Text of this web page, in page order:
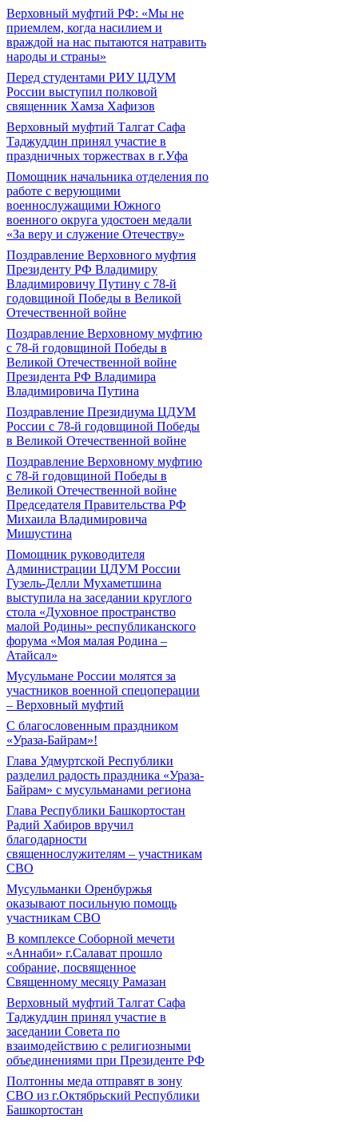
Верховный муфтий РФ: «Мы не
приемлем, когда насилием и
враждой на нас пытаются натравить
народы и страны»
Перед студентами РИУ ЦДУМ
России выступил полковой
священник Хамза Хафизов
Верховный муфтий Талгат Сафа
Таджуддин принял участие в
праздничных торжествах в г.Уфа
Помощник начальника отделения по
работе с верующими
военнослужащими Южного
военного округа удостоен медали
«За веру и служение Отечеству»
Поздравление Верховного муфтия
Президенту РФ Владимиру
Владимировичу Путину с 78-й
годовщиной Победы в Великой
Отечественной войне
Поздравление Верховному муфтию
с 78-й годовщиной Победы в
Великой Отечественной войне
Президента РФ Владимира
Владимировича Путина
Поздравление Президиума ЦДУМ
России с 78-й годовщиной Победы
в Великой Отечественной войне
Поздравление Верховному муфтию
с 78-й годовщиной Победы в
Великой Отечественной войне
Председателя Правительства РФ
Михаила Владимировича
Мишустина
Помощник руководителя
Администрации ЦДУМ России
Гузель-Делли Мухаметшина
выступила на заседании круглого
стола «Духовное пространство
малой Родины» республиканского
форума «Моя малая Родина –
Атайсал»
Мусульмане России молятся за
участников военной спецоперации
– Верховный муфтий
С благословенным праздником
«Ураза-Байрам»!
Глава Удмуртской Республики
разделил радость праздника «Ураза-
Байрам» с мусульманами региона
Глава Республики Башкортостан
Радий Хабиров вручил
благодарности
священнослужителям – участникам
СВО
Мусульманки Оренбуржья
оказывают посильную помощь
участникам СВО
В комплексе Соборной мечети
«Аннаби» г.Салават прошло
собрание, посвященное
Священному месяцу Рамазан
Верховный муфтий Талгат Сафа
Таджуддин принял участие в
заседании Совета по
взаимодействию с религиозными
объединениями при Президенте РФ
Полтонны меда отправят в зону
СВО из г.Октябрьский Республики
Башкортостан